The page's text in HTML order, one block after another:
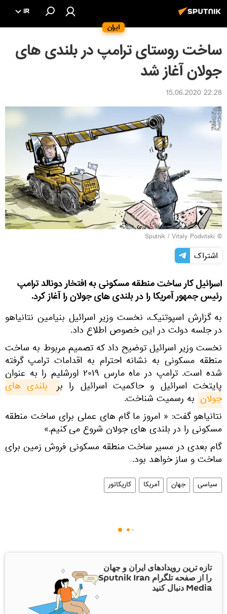
ایران
IR
ساخت روستای ترامپ در بلندی های
جولان آغاز شد
22:28 15.06.2020
© Sputnik / Vitaly Podvitski
اشتراک
اسرائیل کار ساخت منطقه مسکونی به افتخار دونالد ترامپ
رئیس جمهور آمریکا را در بلندی های جولان را آغاز کرد.
به گزارش اسپوتنیک، نخست وزیر اسرائیل بنیامین نتانیاهو
در جلسه دولت در این خصوص اطلاع داد.
نخست وزیر اسرائیل توضیح داد که تصمیم مربوط به ساخت
منطقه مسکونی به نشانه احترام به اقدامات ترامپ گرفته
شده است. ترامپ در ماه مارس ۲۰۱۹ اورشلیم را به عنوان
پایتخت اسرائیل و حاکمیت اسرائیل را بر
جولان به رسمیت شناخت.
نتانیاهو گفت: « امروز ما گام های عملی برای ساخت منطقه
مسکونی را در بلندی های جولان شروع می کنیم.»
گام بعدی در مسیر ساخت منطقه مسکونی فروش زمین برای
ساخت و ساز خواهد بود.
سیاسی جهان آمریکا کاریکاتور
تازه ترین رویدادهای ایران و جهان
را از صفحه تلگرام Sputnik Iran
Media دنبال کنید